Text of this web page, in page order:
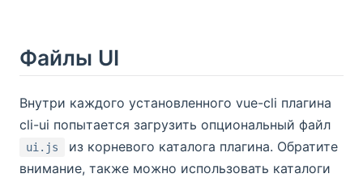
Файлы UI
Внутри каждого установленного vue-cli плагина
cli-ui попытается загрузить опциональный файл
ui.js
из корневого каталога плагина. Обратите
внимание, также можно использовать каталоги